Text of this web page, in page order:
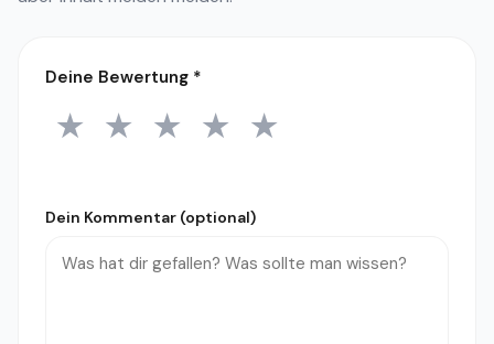
Deine Bewertung *
1 Stern
★ 2 Sterne
★ 3 Sterne
★ 4 Sterne
★ 5 Sterne
★
Dein Kommentar (optional)